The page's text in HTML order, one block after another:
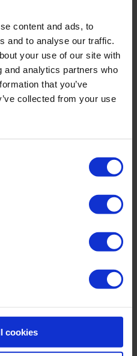
content and ads, to
and to analyse our traffic.
your use of our site with
and analytics partners who
that you’ve
collected from your use
cookies
Details
Wassers nahezu spürbar machen
Verbindung ein. Ein weiterer
und feminin schimmernde Gold-
auf der Wasseroberfläche zum
im Taillenbereich. Light